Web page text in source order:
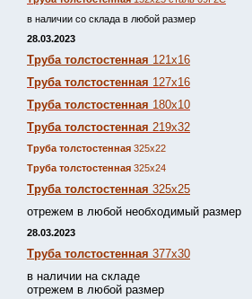
в наличии со склада в любой размер
28.03.2023
Труба толстостенная 121х16
Труба толстостенная 127х16
Труба толстостенная 180х10
Труба толстостенная 219х32
Труба толстостенная 325х22
Труба толстостенная 325х24
Труба толстостенная 325х25
отрежем в любой необходимый размер
28.03.2023
Труба толстостенная 377х30
в наличии на складе
отрежем в любой размер